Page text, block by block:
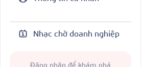
Nhạc chờ doanh nghiệp
Đăng nhập để khám phá